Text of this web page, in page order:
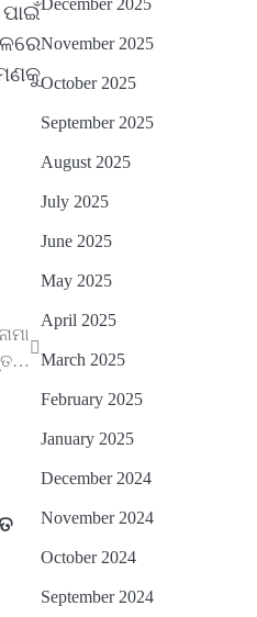
December 2025
November 2025
October 2025
September 2025
August 2025
July 2025
June 2025
May 2025
April 2025
March 2025
February 2025
January 2025
December 2024
November 2024
October 2024
September 2024